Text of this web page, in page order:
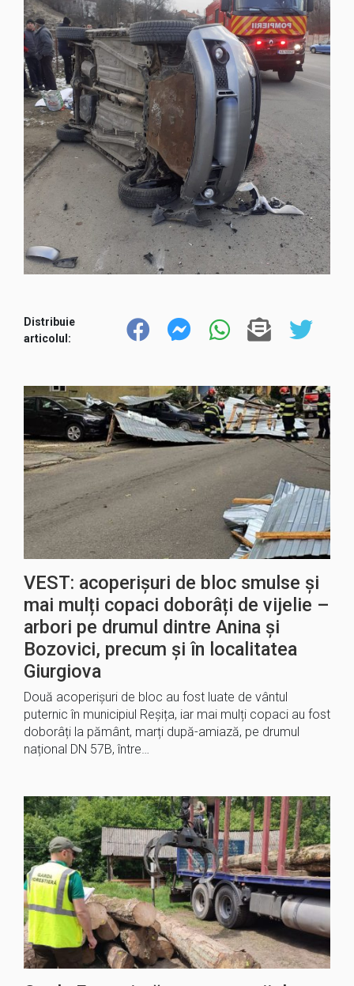
Distribuie
articolul:
VEST: acoperișuri de bloc smulse și
mai mulți copaci doborâți de vijelie –
arbori pe drumul dintre Anina și
Bozovici, precum și în localitatea
Giurgiova
Două acoperișuri de bloc au fost luate de vântul
puternic în municipiul Reșița, iar mai mulți copaci au fost
doborâți la pământ, marți după-amiază, pe drumul
național DN 57B, între…